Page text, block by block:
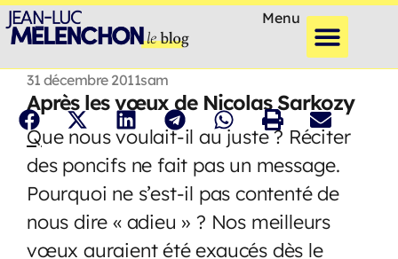
Menu
31 décembre 2011sam
Après les vœux de Nicolas Sarkozy
Que nous voulait-il au juste ? Réciter
des poncifs ne fait pas un message.
Pourquoi ne s’est-il pas contenté de
nous dire « adieu » ? Nos meilleurs
vœux auraient été exaucés dès le